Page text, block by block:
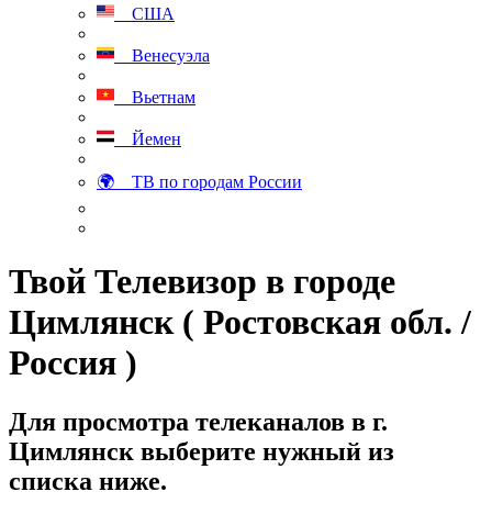
США
Венесуэла
Вьетнам
Йемен
🌍 ТВ по городам России
Твой Телевизор в городе
Цимлянск ( Ростовская обл. /
Россия )
Для просмотра телеканалов в г.
Цимлянск выберите нужный из
списка ниже.